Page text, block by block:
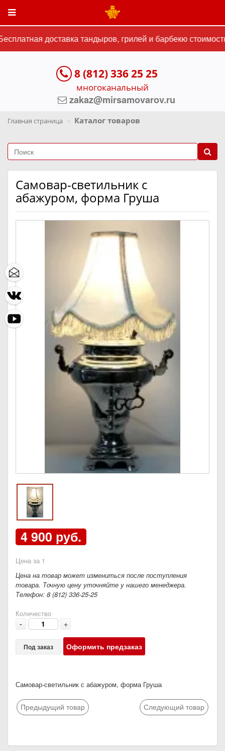
доставка тандыров, грилей и барбекю
8 (812) 336 25 25
многоканальный
zakaz@mirsamovarov.ru
Главная страница Каталог товаров
Самовар-светильник с
абажуром, форма Груша
4 900 руб.
Цена за 1
Цена на товар может измениться после поступления
товара. Точную цену уточняйте у нашего менеджера.
Телефон: 8 (812) 336-25-25
Количество
- +
Под заказ Оформить предзаказ
Самовар-светильник с абажуром, форма Груша
Предыдущий товар Следующий товар